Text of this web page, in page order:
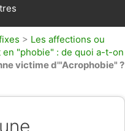
> Les affections ou
"phobie" : de quoi a-t-on
victime d'"Acrophobie" ?